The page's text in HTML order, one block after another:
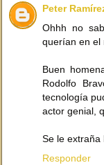
Peter
Ohhh no
querían en el
Buen
Rodolfo
tecnología
actor genial,
Se le extraña
Responder